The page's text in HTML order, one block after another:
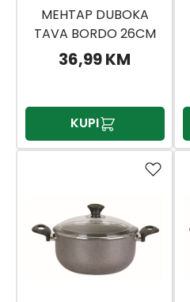
MEHTAP DUBOKA
TAVA BORDO 26CM
GRANIT KY2625GGBD
36,99 KM
KUPI